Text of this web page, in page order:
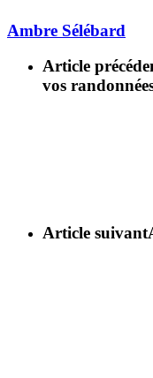
Ambre Sélébard
Article
vos
Article suivant